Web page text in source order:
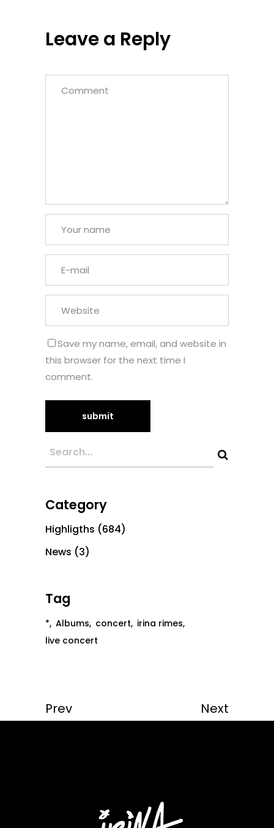
Leave a Reply
Save my name, email, and website in
this browser for the next time I
comment.
Category
Highligths (684)
News (3)
Tag
* Albums concert irina rimes
live concert
Prev Next